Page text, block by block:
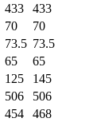
433
433
70
70
73.5 73.5
65
65
125
145
506
506
454
468